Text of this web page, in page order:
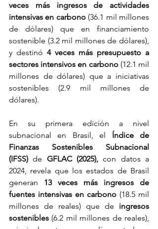
veces más ingresos de actividades
intensivas en carbono (36.1 mil millones
de dólares) que en financiamiento
sostenible (3.2 mil millones de dólares),
y destinó 4 veces más presupuesto a
sectores intensivos en carbono (12.1 mil
millones de dólares) que a iniciativas
sostenibles (2.9 mil millones de
dólares).
En su primera edición a nivel
subnacional en Brasil, el Índice de
Finanzas Sostenibles Subnacional
(IFSS) de GFLAC (2025), con datos a
2024, revela que los estados de Brasil
generan 13 veces más ingresos de
fuentes intensivas en carbono (18.5 mil
millones de reales) que de ingresos
sostenibles (6.2 mil millones de reales),